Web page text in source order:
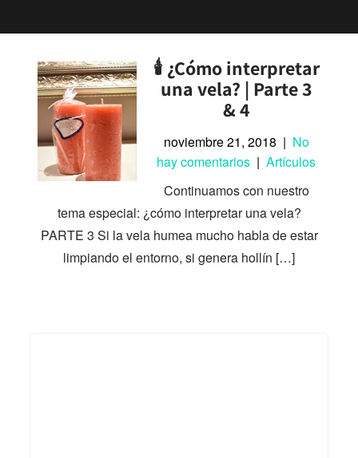
🕯 ¿Cómo interpretar
una vela? | Parte 3
& 4
noviembre 21, 2018 | No
hay comentarios |Artículos
Continuamos con nuestro
tema especial: ¿cómo interpretar una vela?
PARTE 3 Si la vela humea mucho habla de estar
limpiando el entorno, si genera hollín […]